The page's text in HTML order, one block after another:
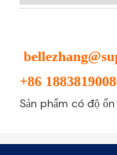
+86
Sản phẩm có độ